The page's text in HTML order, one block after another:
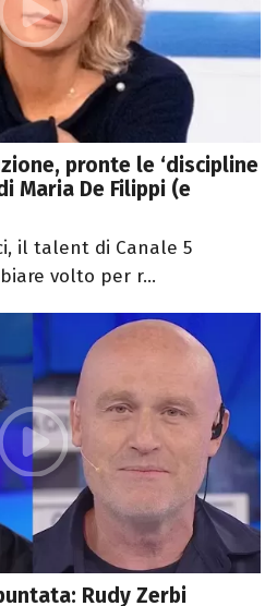
pronte le ‘discipline
Maria De Filippi (e
il talent di Canale 5
volto per r...
Rudy Zerbi